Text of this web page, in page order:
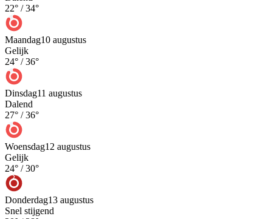
22° /34°
Maandag10 augustus
Gelijk
24° /36°
Dinsdag11 augustus
Dalend
27° /36°
Woensdag12 augustus
Gelijk
24° /30°
Donderdag13 augustus
Snel stijgend